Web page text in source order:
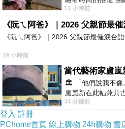
表TREMCO CPG APAC
理Mr,Roy Saptak，以
Mr,Francis共同代表出席，
康總經理表示，這次合作
升服務品質的重要里程碑
市場品質的信心和承諾。
董事總經理Mr,Roy Saptak
待與DAISIN大信集團攜手
接近的不要說對象
13 小時前
《阮ㄟ阿爸》｜2026 父親節最
《阮ㄟ阿爸》｜2026 父親節最催淚台
19 小時前
🏛️ 「他們說我不像
盧嵐新在此幅兼具
中，以沈靜的藍色
34 分鐘前
登入 註冊
PChome首頁 線上購物 24h購物 書